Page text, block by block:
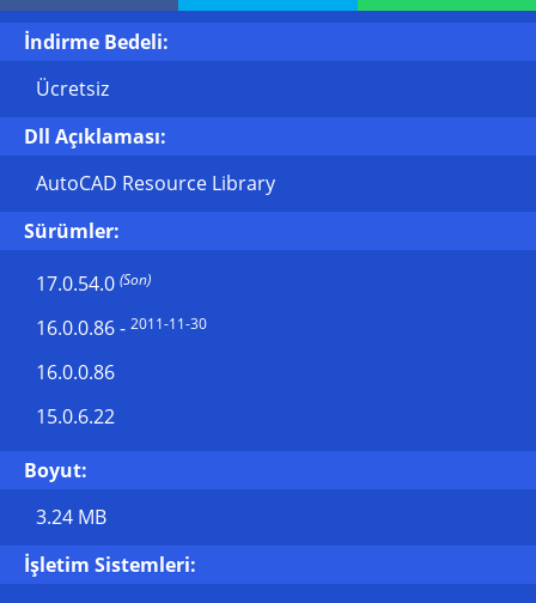
İndirme Bedeli:
Ücretsiz
Dll Açıklaması:
AutoCAD Resource Library
Sürümler:
17.0.54.0 (Son)
16.0.0.86- 2011-11-30
16.0.0.86
15.0.6.22
Boyut:
3.24 MB
İşletim Sistemleri: